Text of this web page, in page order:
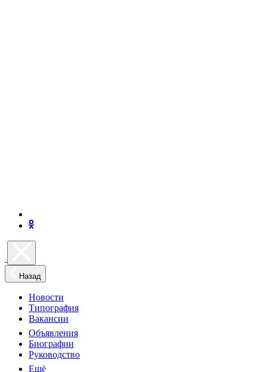
Назад
Новости
Типография
Вакансии
Объявления
Биографии
Руководство
Ещё